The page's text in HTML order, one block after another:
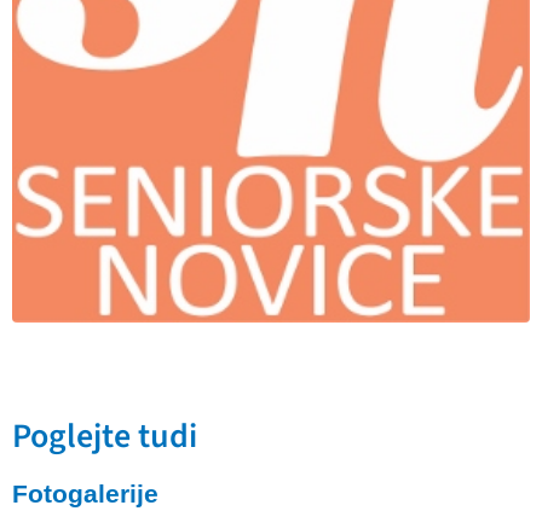
Poglejte tudi
Fotogalerije